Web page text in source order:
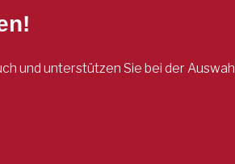
und unterstützen Sie bei der